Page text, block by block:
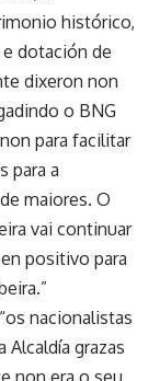
histórico,
dotación de
dixeron non
o BNG
para facilitar
para a
maiores. O
vai continuar
positivo para
nacionalistas
Alcaldía grazas
non era o seu